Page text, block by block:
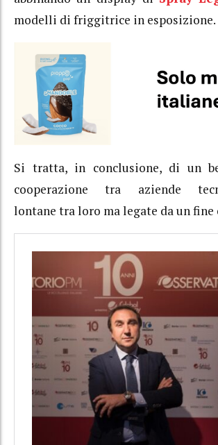
modelli di friggitrice in esposizione.
Si tratta, in conclusione, di un
cooperazione tra aziende
lontane tra loro ma legate da un fine